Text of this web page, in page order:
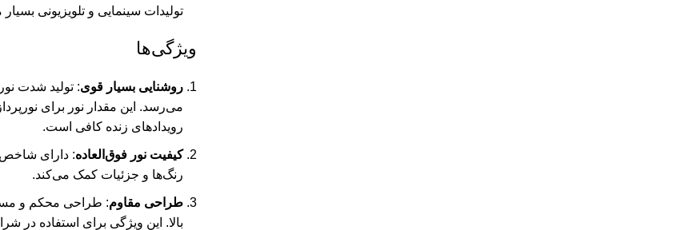
تولیدات سینمایی و تلویزیونی
ویژگی‌ها
روشنایی بسیار قوی
می‌رسد. این مقدار نور برای
رویدادهای زنده کافی است.
کیفیت نور فوق‌العاده
رنگ‌ها و جزئیات کمک می‌کند.
طراحی مقاوم: طراحی محکم و
بالا. این ویژگی برای استفاده